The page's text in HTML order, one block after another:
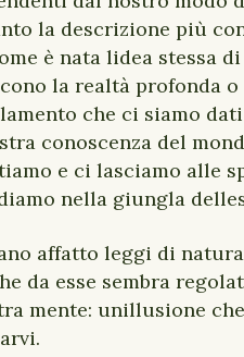
la descrizione più
è nata lidea stessa
la realtà profonda o
che ci siamo
conoscenza del
e ci lasciamo alle
nella giungla
affatto leggi di
da esse sembra
mente: unillusione